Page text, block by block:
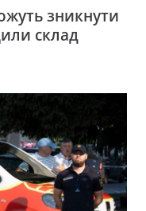
зникнути
склад